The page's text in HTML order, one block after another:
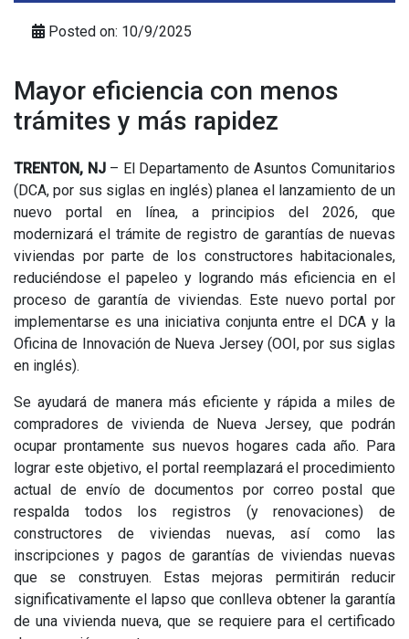
Posted on: 10/9/2025
Mayor eficiencia con menos
trámites y más rapidez
TRENTON, NJ – El Departamento de Asuntos Comunitarios
(DCA, por sus siglas en inglés) planea el lanzamiento de un
nuevo portal en línea, a principios del 2026, que
modernizará el trámite de registro de garantías de nuevas
viviendas por parte de los constructores habitacionales,
reduciéndose el papeleo y logrando más eficiencia en el
proceso de garantía de viviendas. Este nuevo portal por
implementarse es una iniciativa conjunta entre el DCA y la
Oficina de Innovación de Nueva Jersey (OOI, por sus siglas
en inglés).
Se ayudará de manera más eficiente y rápida a miles de
compradores de vivienda de Nueva Jersey, que podrán
ocupar prontamente sus nuevos hogares cada año. Para
lograr este objetivo, el portal reemplazará el procedimiento
actual de envío de documentos por correo postal que
respalda todos los registros (y renovaciones) de
constructores de viviendas nuevas, así como las
inscripciones y pagos de garantías de viviendas nuevas
que se construyen. Estas mejoras permitirán reducir
significativamente el lapso que conlleva obtener la garantía
de una vivienda nueva, que se requiere para el certificado